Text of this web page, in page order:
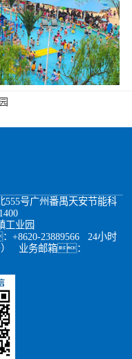
号广州番禺天安节能科
工业园
+8620-23889566 24小时
） 业务邮箱：